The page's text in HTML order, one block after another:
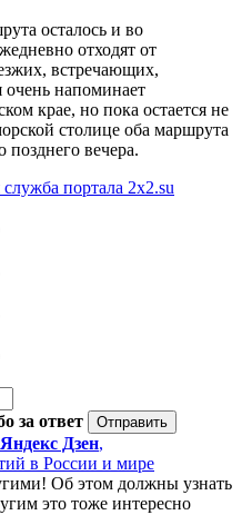
осталось и во
отходят от
встречающих,
напоминает
крае, но пока остается не
столице оба маршрута
вечера.
портала 2x2.su
за ответ
Яндекс Дзен,
в России и мире
Об этом должны узнать
это тоже интересно